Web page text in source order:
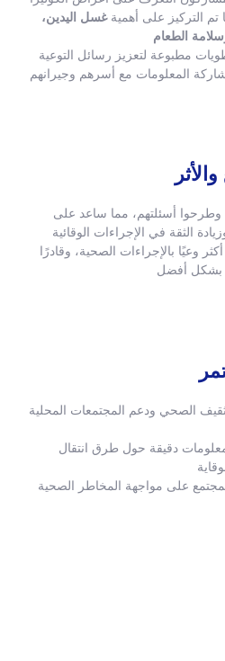
التركيز على أهميةغسل اليدين،
الطعام
مطبوعة لتعزيز رسائل التوعية
أسئلتهم، مما ساعد على
وعيًا بالإجراءات الصحية، وقادرًا
الصحي ودعم المجتمعات المحلية
دقيقة حول طرق انتقال
على مواجهة المخاطر الصحية